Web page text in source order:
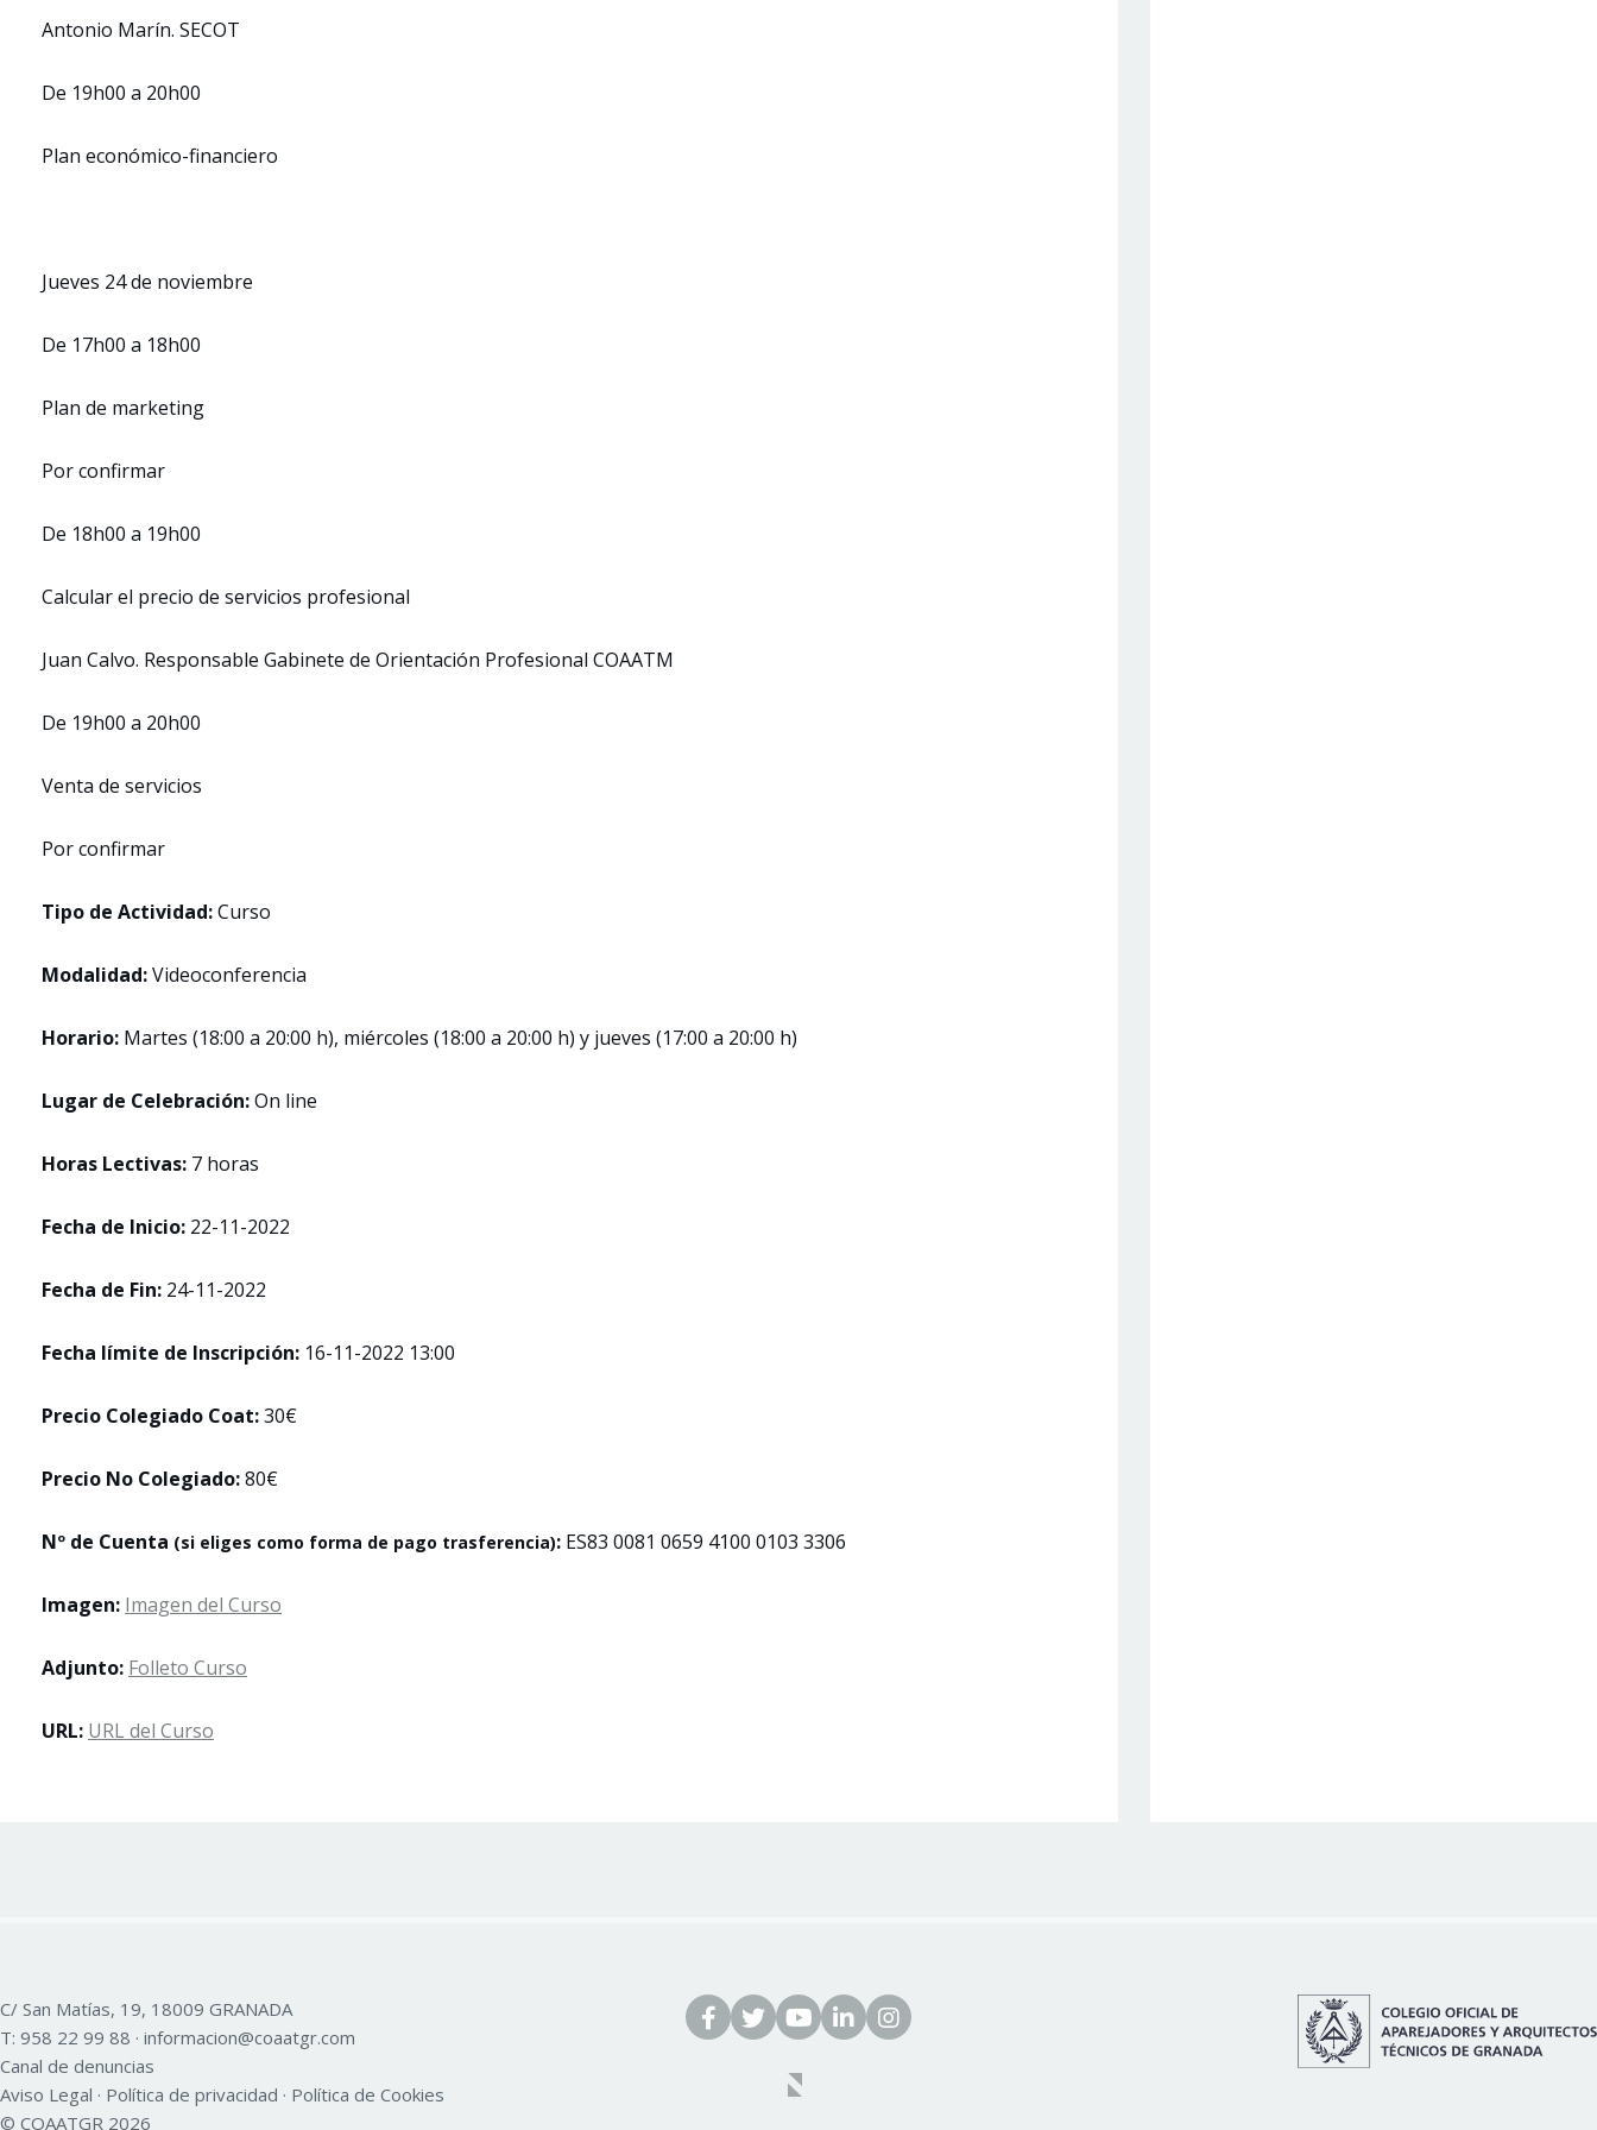
Antonio Marín. SECOT
De 19h00 a 20h00
Plan económico-financiero
Jueves 24 de noviembre
De 17h00 a 18h00
Plan de marketing
Por confirmar
De 18h00 a 19h00
Calcular el precio de servicios profesional
Juan Calvo. Responsable Gabinete de Orientación Profesional COAATM
De 19h00 a 20h00
Venta de servicios
Por confirmar
Tipo de Actividad:Curso
Modalidad:Videoconferencia
Horario: Martes (18:00 a 20:00 h), miércoles (18:00 a 20:00 h) y jueves (17:00 a 20:00 h)
Lugar de Celebración:On line
Horas Lectivas: 7 horas
Fecha de Inicio: 22-11-2022
Fecha de Fin: 24-11-2022
Fecha límite de Inscripción: 16-11-2022 13:00
Precio Colegiado Coat:30€
Precio No Colegiado:80€
Nº de Cuenta (si eliges como forma de pago trasferencia): ES83 0081 0659 4100 0103 3306
Imagen: Imagen del Curso
Adjunto: Folleto Curso
URL: URL del Curso
C/ San Matías, 19, 18009 GRANADA
T: 958 22 99 88 · informacion@coaatgr.com
Canal de denuncias
Aviso Legal · Política de privacidad · Política de Cookies
© COAATGR 2026